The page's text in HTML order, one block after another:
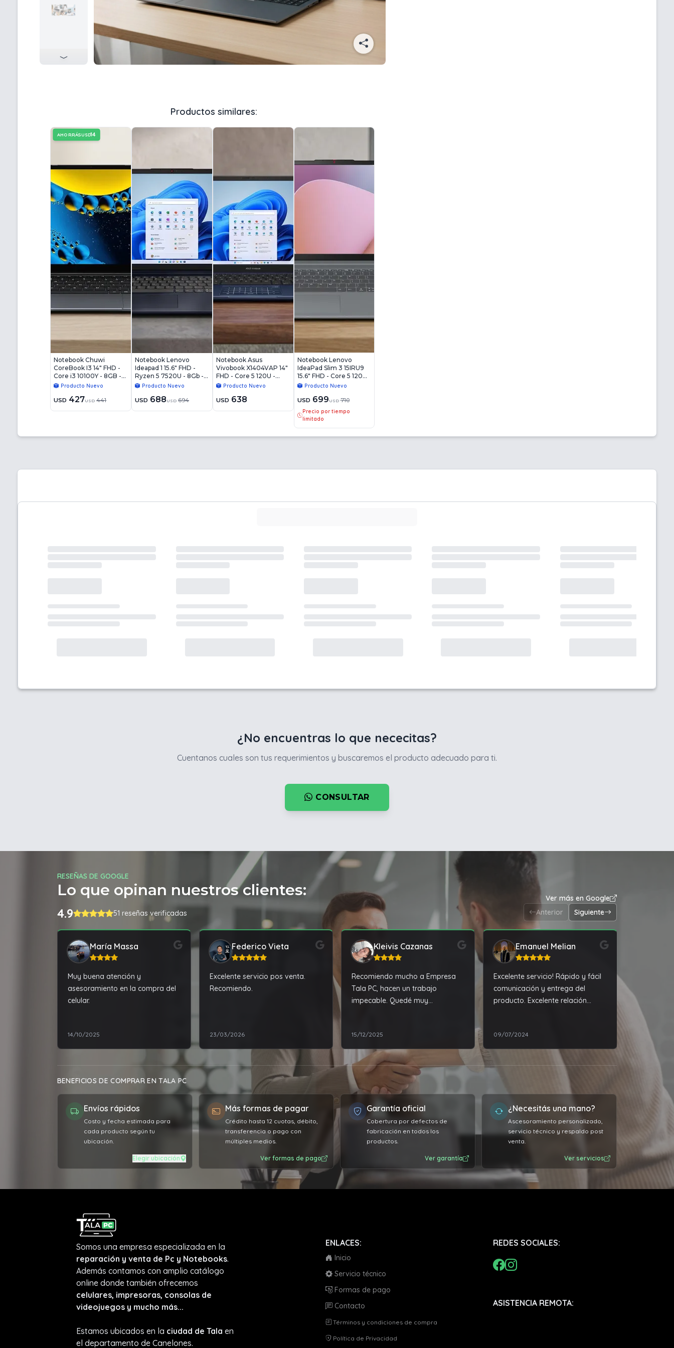
Productos similares:
AHORRÁSUSD14
Notebook Chuwi
CoreBook I3 14" FHD -
Core i3 10100Y - 8GB -
256GB - Win11
Producto Nuevo
USD 427USD 441
Notebook Lenovo
Ideapad 1 15.6" FHD -
Ryzen 5 7520U - 8Gb -
256Gb - Win11
Producto Nuevo
USD 688 USD 694
Notebook Asus
Vivobook X1404VAP 14"
FHD - Core 5 120U -
8GB - 256GB - Win11
Producto Nuevo
USD 638
Notebook Lenovo
IdeaPad Slim 3 15IRU9
15.6" FHD - Core 5 120U -
8GB - 256GB - Win11
Producto Nuevo
USD 699 USD 710
Precio por tiempo
limitado
¿No encuentras lo que nececitas?
Cuentanos cuales son tus requerimientos y buscaremos el producto adecuado para ti.
CONSULTAR
RESEÑAS DE GOOGLE
Lo que opinan nuestros clientes:
4.9 51 reseñas verificadas
Ver más en Google
Anterior
Siguiente
María Massa
Muy buena atención y
asesoramiento en la compra del
celular.
14/10/2025
Federico Vieta
Excelente servicio pos venta.
Recomiendo.
23/03/2026
Kleivis Cazanas
Recomiendo mucho a Empresa
Tala PC, hacen un trabajo
impecable. Quedé muy
15/12/2025
Emanuel Melian
Excelente servicio! Rápido y fácil
comunicación y entrega del
producto. Excelente relación
09/07/2024
relación
atención
12/01/2024
BENEFICIOS DE COMPRAR EN TALA PC
Envíos rápidos
Costo y fecha estimada para
cada producto según tu
ubicación.
Elegir ubicación
Más formas de pagar
Crédito hasta 12 cuotas, débito,
transferencia o pago con
múltiples medios.
Ver formas de pago
Garantía oficial
Cobertura por defectos de
fabricación en todos los
productos.
Ver garantía
¿Necesitás una mano?
Ascesoramiento personalizado,
servicio técnico y respaldo post
venta.
Ver servicios
Somos una empresa especializada en la
reparación y venta de Pc y Notebooks.
Además contamos con amplio catálogo
online donde también ofrecemos
celulares, impresoras, consolas de
videojuegos y mucho más...
Estamos ubicados en la ciudad de Tala en
el departamento de Canelones.
ENLACES:
Inicio
Servicio técnico
Formas de pago
Contacto
Términos y condiciones de compra
Política de Privacidad
REDES SOCIALES:
ASISTENCIA REMOTA: